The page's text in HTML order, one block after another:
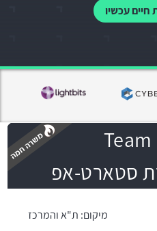
חיים עכשיו
מיקום: ת"א והמרכז